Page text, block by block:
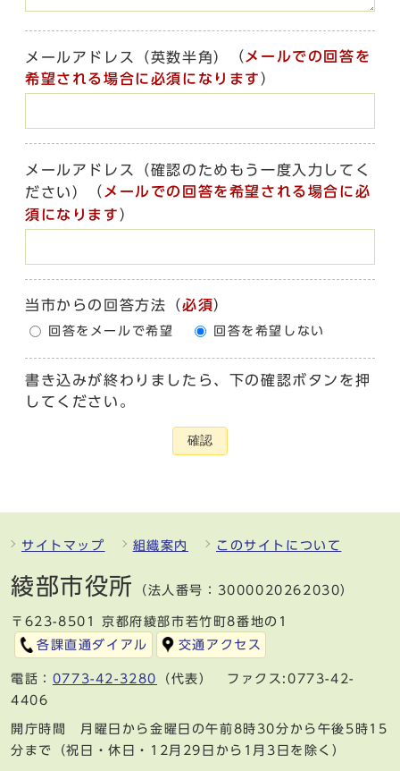
メールアドレス（英数半角） （ メールでの回答を
希望される場合に必須になります ）
メールアドレス（確認のためもう一度入力してく
ださい）
（ メールでの回答を希望される場合に必
須になります ）
当市からの回答方法 （必須）
回答をメールで希望 回答を希望しない
書き込みが終わりましたら、下の確認ボタンを押
してください。
確認
サイトマップ 組織案内 このサイトについて
綾部市役所 （法人番号：3000020262030）
〒623-8501 京都府綾部市若竹町8番地の1
各課直通ダイアル
交通アクセス
電話： 0773-42-3280
（代表） ファクス:0773-42-
4406
開庁時間 月曜日から金曜日の午前8時30分から午後5時15
分まで（祝日・休日・12月29日から1月3日を除く）